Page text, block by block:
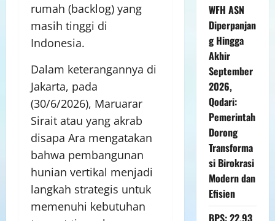
rumah (backlog) yang
masih tinggi di
Indonesia.
Dalam keterangannya di
Jakarta, pada
(30/6/2026), Maruarar
Sirait atau yang akrab
disapa Ara mengatakan
bahwa pembangunan
hunian vertikal menjadi
langkah strategis untuk
memenuhi kebutuhan
WFH ASN
Diperpanjan
g Hingga
Akhir
September
2026,
Qodari:
Pemerintah
Dorong
Transforma
si Birokrasi
Modern dan
Efisien
BPS: 22,93